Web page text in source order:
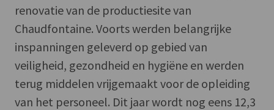
renovatie van de productiesite van
Chaudfontaine. Voorts werden belangrijke
inspanningen geleverd op gebied van
veiligheid, gezondheid en hygiëne en werden
terug middelen vrijgemaakt voor de opleiding
van het personeel. Dit jaar wordt nog eens 12,3